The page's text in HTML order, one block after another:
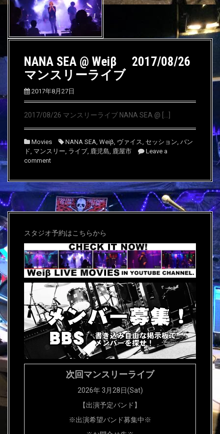
NANA SEA @ Weiβ 2017/08/26
マンスリーライブ
2017年8月27日
2017/08/26 マンスリーライブ NANA SEA @ […]
Movies NANA SEA Weiβ ヴァイス セッション バン
ド マンスリー ライブ 鹿児島 鹿屋市
Leave a
comment
スタジオ予約はこちらから
次回マンスリーライブ
2026年 3月28日(Sat)
【出演予定バンド】
※出演希望バンド募集中※